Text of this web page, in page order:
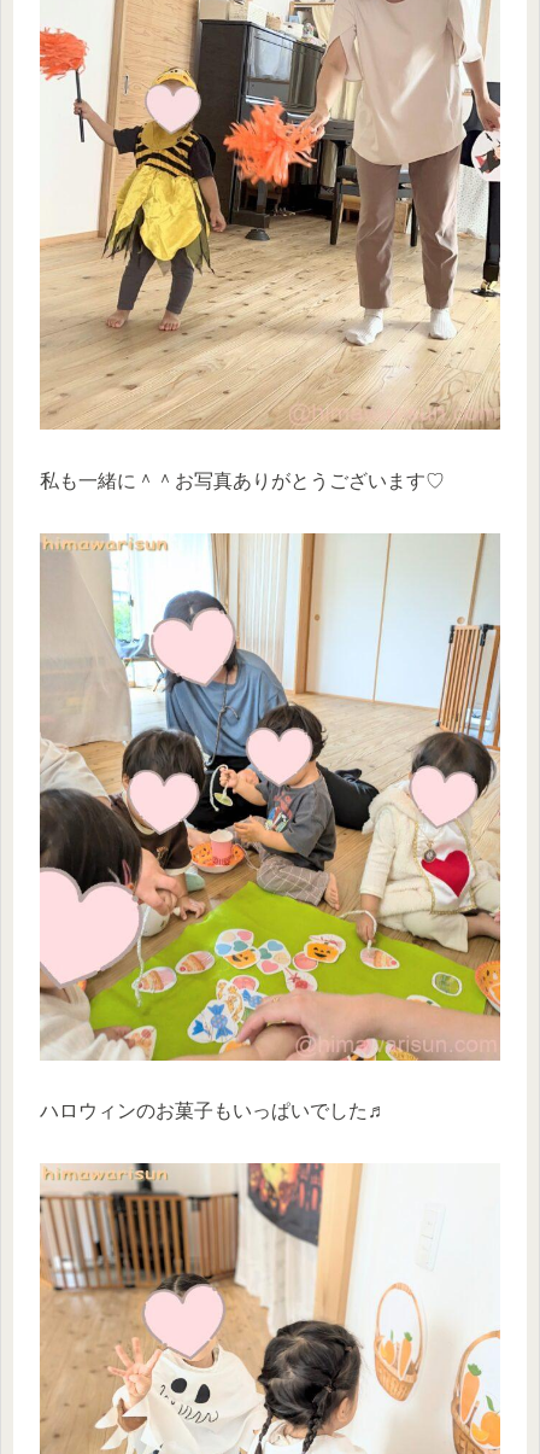
私も一緒に＾＾お写真ありがとうございます♡
ハロウィンのお菓子もいっぱいでした♬